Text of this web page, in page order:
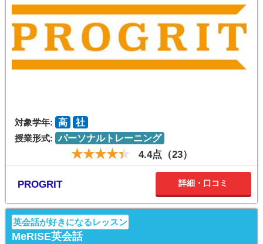
対象学年: 高
社
授業形式: パーソナルトレーニング
4.4点（23）
PROGRIT 詳細・口コミ
英会話が好きになるレッスン
MeRISE英会話